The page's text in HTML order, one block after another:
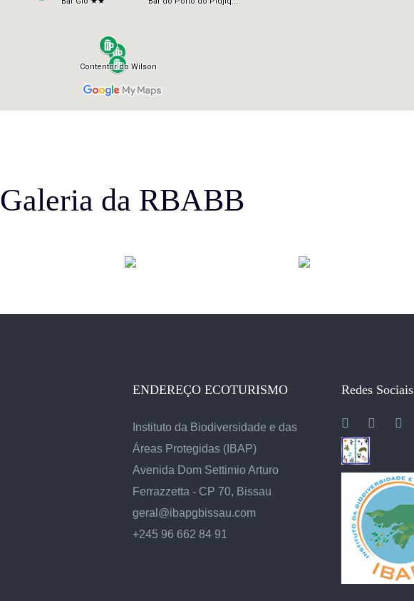
Galeria da RBABB
ENDEREÇO ECOTURISMO
Instituto da Biodiversidade e das
Áreas Protegidas (IBAP)
Avenida Dom Settimio Arturo
Ferrazzetta - CP 70, Bissau
geral@ibapgbissau.com
+245 96 662 84 91
Redes Sociais